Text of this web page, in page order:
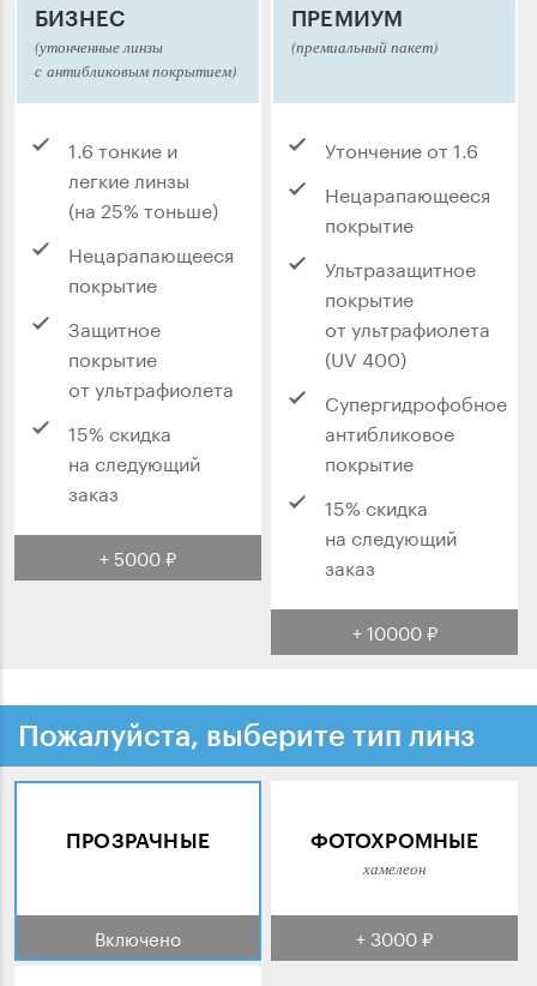
БИЗНЕС
(утонченные линзы
с антибликовым покрытием)
1.6 тонкие и
легкие линзы
(на 25% тоньше)
Нецарапающееся
покрытие
Защитное
покрытие
от ультрафиолета
15% скидка
на следующий
заказ
+ 5000 ₽
ПРЕМИУМ
(премиальный пакет)
Утончение от 1.6
Нецарапающееся
покрытие
Ультразащитное
покрытие
от ультрафиолета
(UV 400)
Супергидрофобное
антибликовое
покрытие
15% скидка
на следующий
заказ
+ 10000 ₽
Пожалуйста, выберите тип линз
ПРОЗРАЧНЫЕ
Включено
ФОТОХРОМНЫЕ
хамелеон
+ 3000 ₽